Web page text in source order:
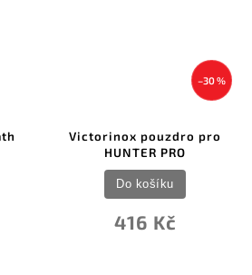
–30 %
Victorinox pouzdro pro
HUNTER PRO
416 Kč
Do košíku